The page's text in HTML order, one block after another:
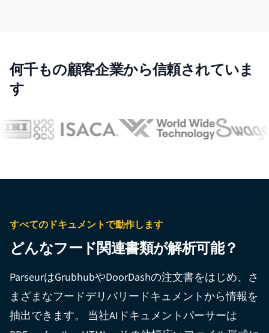
何千もの顧客企業から信頼されていま
す
すべてのドキュメントで動作します
どんなフード関連書類が解析可能？
ParseurはGrubhubやDoorDashの注文書をはじめ、さ
まざまなフードデリバリードキュメントから情報を
抽出できます。 当社AIドキュメントパーサーは